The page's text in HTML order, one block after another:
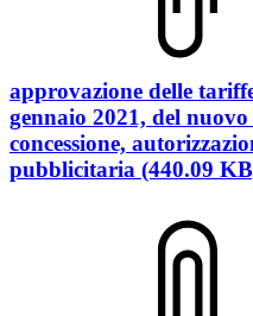
approvazione delle
gennaio 2021, del
concessione,
pubblicitaria (440.09